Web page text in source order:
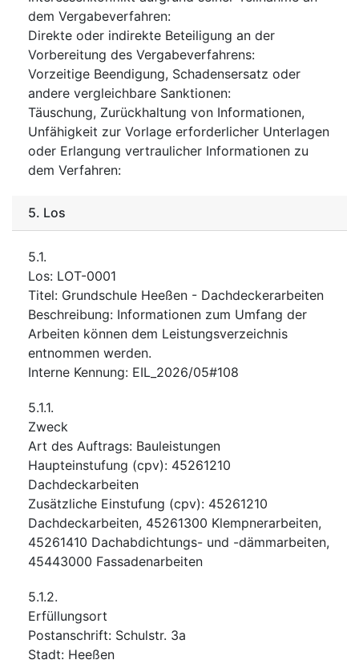
dem Vergabeverfahren:
Direkte oder indirekte Beteiligung an der
Vorbereitung des Vergabeverfahrens:
Vorzeitige Beendigung, Schadensersatz oder
andere vergleichbare Sanktionen:
Täuschung, Zurückhaltung von Informationen,
Unfähigkeit zur Vorlage erforderlicher Unterlagen
oder Erlangung vertraulicher Informationen zu
dem Verfahren:
5. Los
5.1.
Los: LOT-0001
Titel: Grundschule Heeßen - Dachdeckerarbeiten
Beschreibung: Informationen zum Umfang der
Arbeiten können dem Leistungsverzeichnis
entnommen werden.
Interne Kennung: EIL_2026/05#108
5.1.1.
Zweck
Art des Auftrags: Bauleistungen
Haupteinstufung (cpv): 45261210
Dachdeckarbeiten
Zusätzliche Einstufung (cpv): 45261210
Dachdeckarbeiten, 45261300 Klempnerarbeiten,
45261410 Dachabdichtungs- und -dämmarbeiten,
45443000 Fassadenarbeiten
5.1.2.
Erfüllungsort
Postanschrift: Schulstr. 3a
Stadt: Heeßen